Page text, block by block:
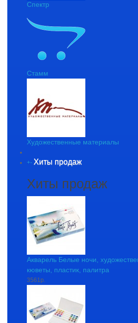
Спектр
Стамм
Художественные материалы
+- Хиты продаж
Хиты продаж
Акварель Белые ночи,
кюветы, пластик, палитра
3561р.